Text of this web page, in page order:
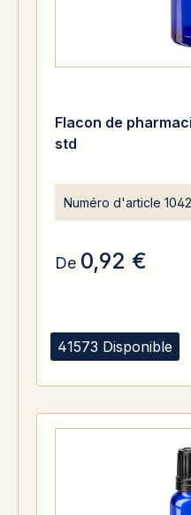
41573 Disponible
Flacon de
std
Numéro d'article
De 0,92 €